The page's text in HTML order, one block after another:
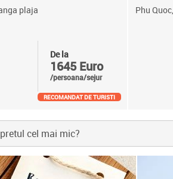
plaja
De la
1645 Euro
/persoana/sejur
RECOMANDAT DE TURISTI
Phu
cel mai mic?